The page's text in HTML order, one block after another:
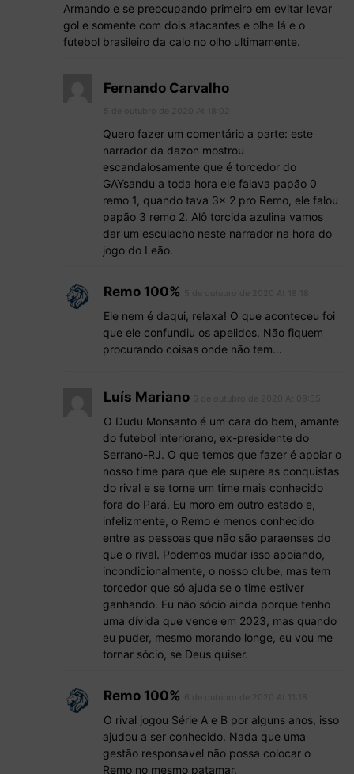
Armando e se preocupando primeiro em evitar levar
gol e somente com dois atacantes e olhe lá e o
futebol brasileiro da calo no olho ultimamente.
Fernando Carvalho
Quero fazer um comentário a parte: este
narrador da dazon mostrou
escandalosamente que é torcedor do
GAYsandu a toda hora ele falava papão 0
remo 1, quando tava 3x 2 pro Remo, ele falou
papão 3 remo 2. Alô torcida azulina vamos
dar um esculacho neste narrador na hora do
jogo do Leão.
Remo 100%
Ele nem é daqui, relaxa! O que aconteceu foi
que ele confundiu os apelidos. Não fiquem
procurando coisas onde não tem…
Luís Mariano
O Dudu Monsanto é um cara do bem, amante
do futebol interiorano, ex-presidente do
Serrano-RJ. O que temos que fazer é apoiar o
nosso time para que ele supere as conquistas
do rival e se torne um time mais conhecido
fora do Pará. Eu moro em outro estado e,
infelizmente, o Remo é menos conhecido
entre as pessoas que não são paraenses do
que o rival. Podemos mudar isso apoiando,
incondicionalmente, o nosso clube, mas tem
torcedor que só ajuda se o time estiver
ganhando. Eu não sócio ainda porque tenho
uma dívida que vence em 2023, mas quando
eu puder, mesmo morando longe, eu vou me
tornar sócio, se Deus quiser.
Remo 100%
O rival jogou Série A e B por alguns anos, isso
ajudou a ser conhecido. Nada que uma
gestão responsável não possa colocar o
Remo no mesmo patamar.